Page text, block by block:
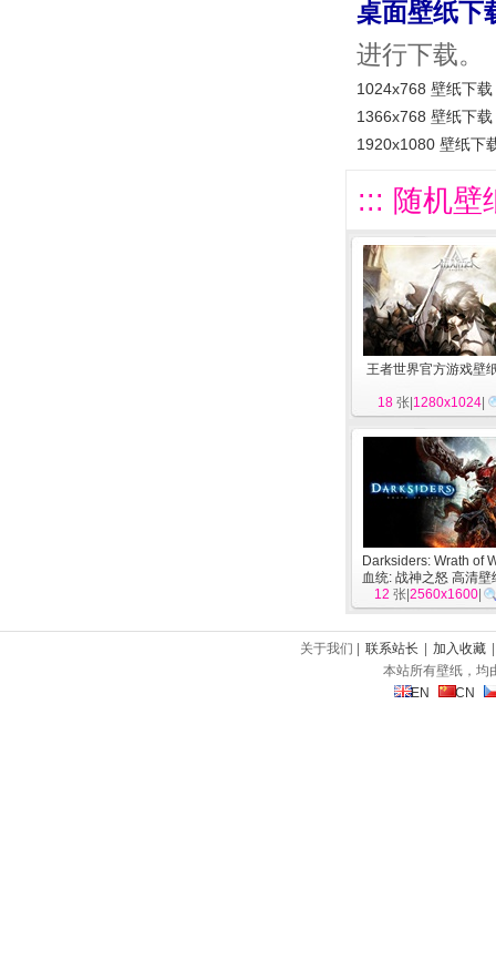
桌面壁纸下
进行下载。
1024x768 壁纸下载
1366x768 壁纸下载
1920x1080 壁纸下
::: 随机壁
王者世界官方游戏壁
18 张| 1280x1024
Darksiders: Wrath of
血统: 战神之怒 高清壁
12 张| 2560x1600
关于我们 | 联系站长 加入收藏
本站所有壁纸，均
EN
CN